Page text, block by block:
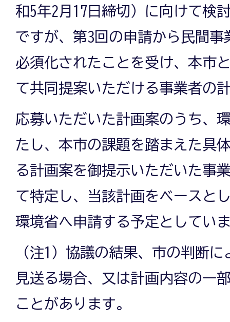
和5年2月17日締切）に向けて検
ですが、第3回の申請から民間
必須化されたことを受け、本市
て共同提案いただける事業者の
応募いただいた計画案のうち、
たし、本市の課題を踏まえた具
る計画案を御提示いただいた事
て特定し、当該計画をベースと
環境省へ申請する予定としてい
（注1）協議の結果、市の判断
見送る場合、又は計画内容の一
ことがあります。